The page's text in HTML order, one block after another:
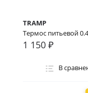
TRAMP
Термос питьевой
1 150 ₽
В